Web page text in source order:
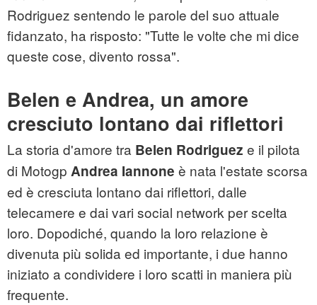
Rodriguez sentendo le parole del suo attuale
fidanzato, ha risposto: "Tutte le volte che mi dice
queste cose, divento rossa".
Belen e Andrea, un amore
cresciuto lontano dai riflettori
La storia d'amore tra Belen Rodriguez e il pilota
di Motogp Andrea Iannone è nata l'estate scorsa
ed è cresciuta lontano dai riflettori, dalle
telecamere e dai vari social network per scelta
loro. Dopodiché, quando la loro relazione è
divenuta più solida ed importante, i due hanno
iniziato a condividere i loro scatti in maniera più
frequente.